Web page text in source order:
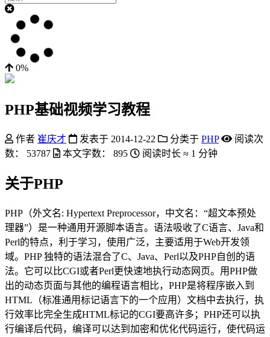
0%
PHP基础视频学习教程
作者 崔庆才 发表于 2014-12-22 分类于 PHP
阅读次
数：
53787 本文字数： 895 阅读时长 ≈ 1 分钟
关于PHP
PHP（外文名: Hypertext Preprocessor，中文名：“超文本预处
理器”）是一种通用开源脚本语言。语法吸收了C语言、Java和
Perl的特点，利于学习，使用广泛，主要适用于Web开发领
域。PHP 独特的语法混合了C、Java、Perl以及PHP自创的语
法。它可以比CGI或者Perl更快速地执行动态网页。用PHP做
出的动态页面与其他的编程语言相比，PHP是将程序嵌入到
HTML（标准通用标记语言下的一个应用）文档中去执行，执
行效率比完全生成HTML标记的CGI要高许多；PHP还可以执
行编译后代码，编译可以达到加密和优化代码运行，使代码运